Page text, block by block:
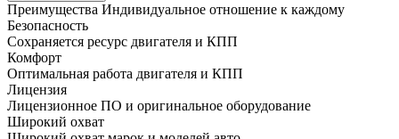
Преимущества Индивидуальное отношение к каждому
Безопасность
Сохраняется ресурс двигателя и КПП
Комфорт
Оптимальная работа двигателя и КПП
Лицензия
Лицензионное ПО и оригинальное оборудование
Широкий охват